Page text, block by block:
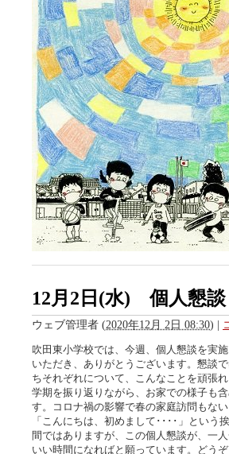
12月2日(水) 個人懇談
ウェブ管理者 (2020年12月 2日 08:30) |
吹田東小学校では、今週、個人懇談を実
いただき、ありがとうございます。懇談
ちそれぞれについて、こんなことを頑張
学期を振り返りながら、お家での様子も
す。コロナ禍の影響で春の家庭訪問もな
「こんにちは、初めまして････」とい
間ではありますが、この個人懇談が、一
いい時間になればと願っています。どう